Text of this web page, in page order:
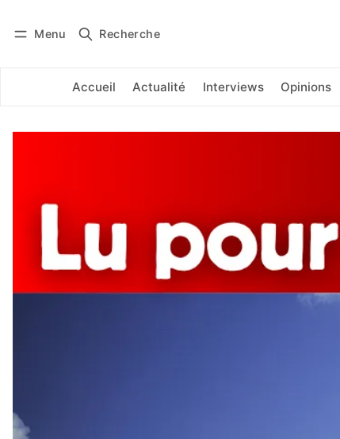
Menu Recherche
Accueil Actualité Interviews Opinions
Se connecter